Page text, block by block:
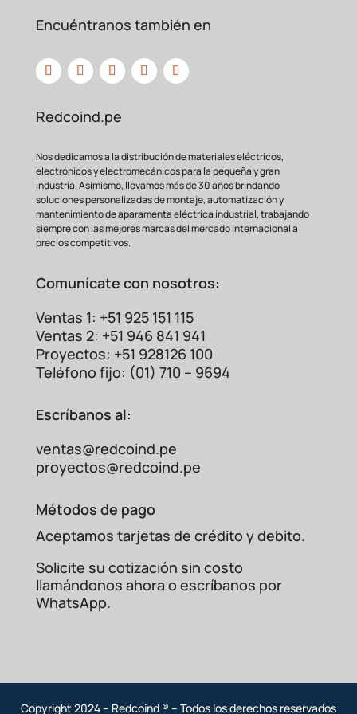
evita que conductoresexpuestos entren
cortocircuitos, chispas o
Además, protege al usuario de descargas
mantenimiento del sistema. En
ofreciendo solo productos que cumplan
con los más altosestándares.
Aplicaciones Principales
del FDFD2-250
Este terminal versátil es indispensable en
como:
Conexiones en tablerosde distribución y
centros de carga.
Empalmes en
electrodomésticos y equipos
industriales.
Proyectos de automocióny electrónica.
Comparativa: Terminal
Encuéntranos también en
Redcoind.pe
Nos dedicamos a la distribución de materiales eléctricos,
electrónicos y electromecánicos para la pequeña y gran
industria. Asimismo, llevamos más de 30 años brindando
soluciones personalizadas de montaje, automatización y
mantenimiento de aparamenta eléctrica industrial, trabajando
siempre con las mejores marcas del mercado internacional a
precios competitivos.
Comunícate con nosotros:
Ventas 1: +51 925 151 115
Ventas 2: +51 946 841 941
Proyectos: +51 928126 100
Teléfono fijo: (01) 710 – 9694
Escríbanos al:
ventas@redcoind.pe
proyectos@redcoind.pe
Métodos de pago
Aceptamos tarjetas de crédito y debito.
Solicite su cotización sin costo
llamándonos ahora o escríbanos por
WhatsApp.
Copyright 2024 – Redcoind ® – Todos los derechos reservados